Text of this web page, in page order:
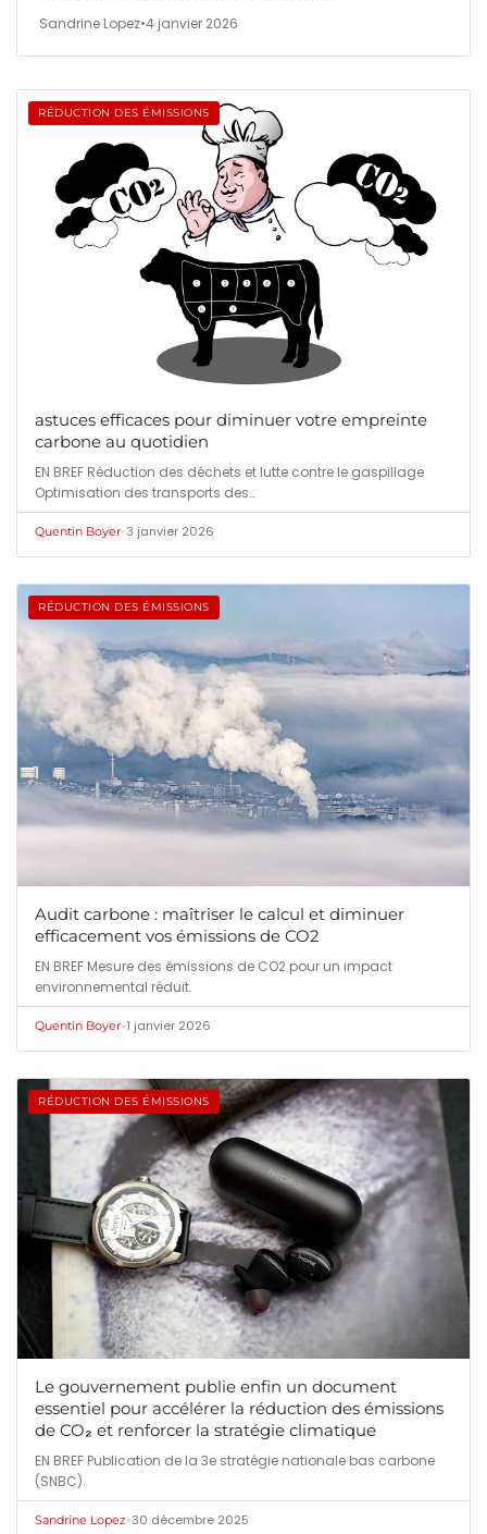
Sandrine Lopez•4 janvier 2026
RÉDUCTION DES ÉMISSIONS
astuces efficaces pour diminuer votre empreinte
carbone au quotidien
EN BREF Réduction des déchets et lutte contre le gaspillage
Optimisation des transports des…
Quentin Boyer•3 janvier 2026
RÉDUCTION DES ÉMISSIONS
Audit carbone : maîtriser le calcul et diminuer
efficacement vos émissions de CO2
EN BREF Mesure des émissions de CO2 pour un impact
environnemental réduit.
Quentin Boyer•1 janvier 2026
RÉDUCTION DES ÉMISSIONS
Le gouvernement publie enfin un document
essentiel pour accélérer la réduction des émissions
de CO₂ et renforcer la stratégie climatique
EN BREF Publication de la 3e stratégie nationale bas carbone
(SNBC).
Sandrine Lopez•30 décembre 2025